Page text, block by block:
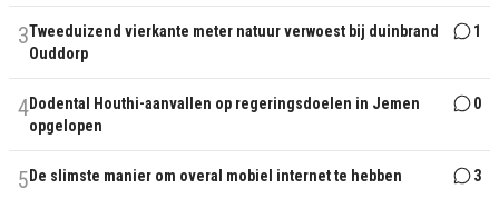
3Tweeduizend vierkante meter natuur verwoest bij duinbrand
Ouddorp
1
4Dodental Houthi-aanvallen op regeringsdoelen in Jemen
opgelopen
0
5 De slimste manier om overal mobiel internet te hebben 3